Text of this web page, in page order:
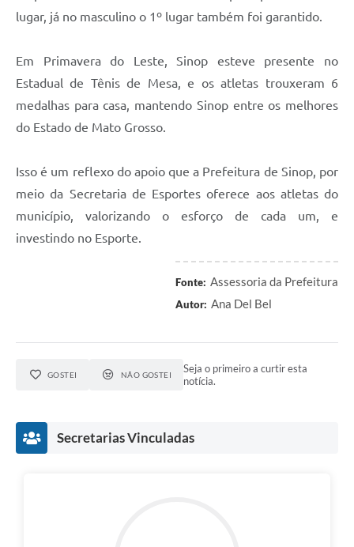
lugar, já no masculino o 1º lugar também foi garantido.
Em Primavera do Leste, Sinop esteve presente no
Estadual de Tênis de Mesa, e os atletas trouxeram 6
medalhas para casa, mantendo Sinop entre os melhores
do Estado de Mato Grosso.
Isso é um reflexo do apoio que a Prefeitura de Sinop, por
meio da Secretaria de Esportes oferece aos atletas do
município, valorizando o esforço de cada um, e
investindo no Esporte.
Fonte: Assessoria da Prefeitura
Autor: Ana Del Bel
GOSTEI NÃO GOSTEI
Seja o primeiro a curtir esta
notícia.
Secretarias Vinculadas